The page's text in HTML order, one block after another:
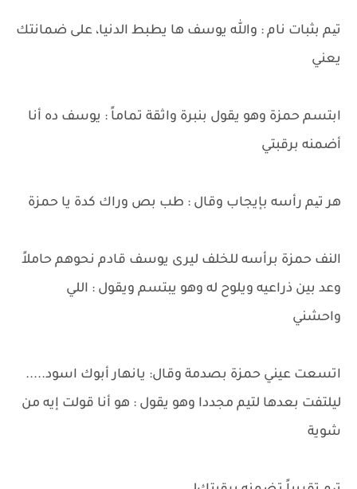
تیم بثبات نام : والله يوسف ها يطبط الدنيا، على ضمانتك
يعني
ابتسم حمزة وهو يقول بنبرة واثقة تماماً : يوسف ده أنا
أضمنه برقبتي
هر تیم رأسه بإيجاب وقال : طب بص وراك كدة يا حمزة
النف حمزة برأسه للخلف ليرى يوسف قادم نحوهم حاملاً
وعد بين ذراعيه ويلوح له وهو يبتسم ويقول : اللي
واحشني
اتسعت عيني حمزة بصدمة وقال: يانهار أبوك اسود.....
ليلتفت بعدها لتيم مجددا وهو يقول : هو أنا قولت إيه من
شوية